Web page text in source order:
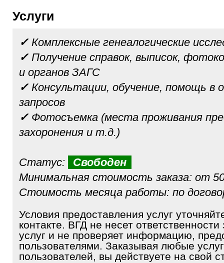
Услуги
✓ Комплексные генеалогические
✓ Получение справок, выписок,
и органов ЗАГС
✓ Консультации, обучение, помощь в
запросов
✓ Фотосъемка (места проживания
захоронения и т.д.)
Статус:
Свободен
Минимальная стоимость заказа: от
Стоимость месяца работы: по
Условия предоставления услуг
контакте. ВГД не несет ответственности
услуг и не проверяет информацию,
пользователями. Заказывая любые
пользователей, вы действуете на свой